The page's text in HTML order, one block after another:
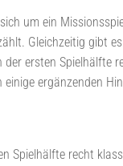
um ein
Gleichzeitig gibt
der ersten
ergänzenden
Spielhälfte recht